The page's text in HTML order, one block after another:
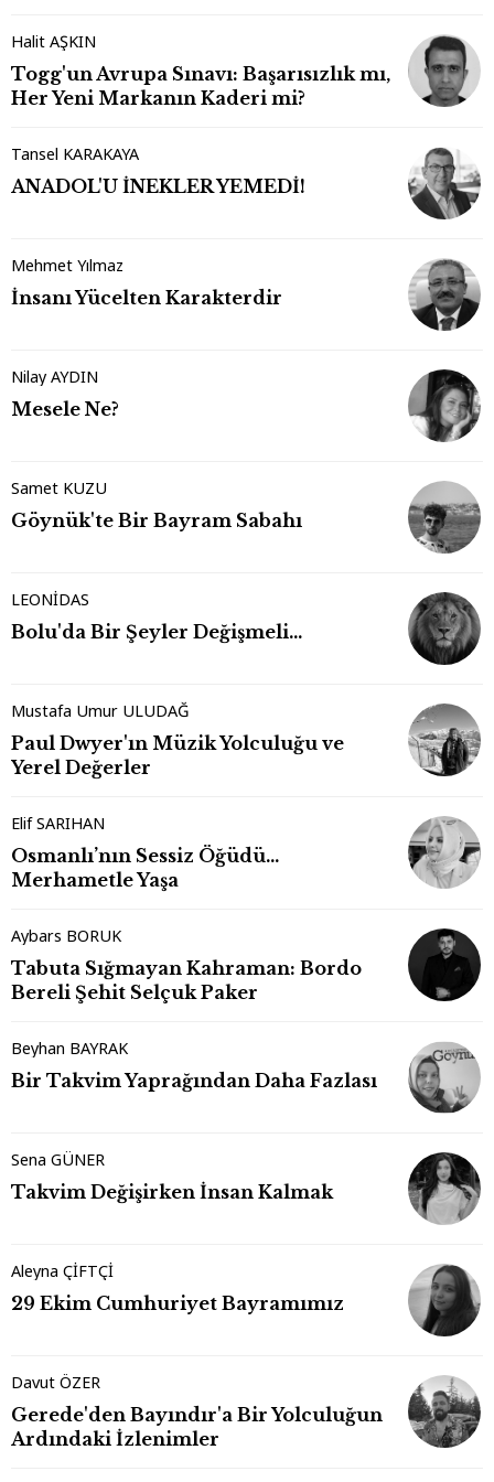
Halit AŞKIN
Togg'un Avrupa Sınavı: Başarısızlık mı,
Her Yeni Markanın Kaderi mi?
Tansel KARAKAYA
ANADOL'U İNEKLER YEMEDİ!
Mehmet Yılmaz
İnsanı Yücelten Karakterdir
Nilay AYDIN
Mesele Ne?
Samet KUZU
Göynük'te Bir Bayram Sabahı
LEONİDAS
Bolu'da Bir Şeyler Değişmeli…
Mustafa Umur ULUDAĞ
Paul Dwyer'ın Müzik Yolculuğu ve
Yerel Değerler
Elif SARIHAN
Osmanlı’nın Sessiz Öğüdü…
Merhametle Yaşa
Aybars BORUK
Tabuta Sığmayan Kahraman: Bordo
Bereli Şehit Selçuk Paker
Beyhan BAYRAK
Bir Takvim Yaprağından Daha Fazlası
Sena GÜNER
Takvim Değişirken İnsan Kalmak
Aleyna ÇİFTÇİ
29 Ekim Cumhuriyet Bayramımız
Davut ÖZER
Gerede'den Bayındır'a Bir Yolculuğun
Ardındaki İzlenimler